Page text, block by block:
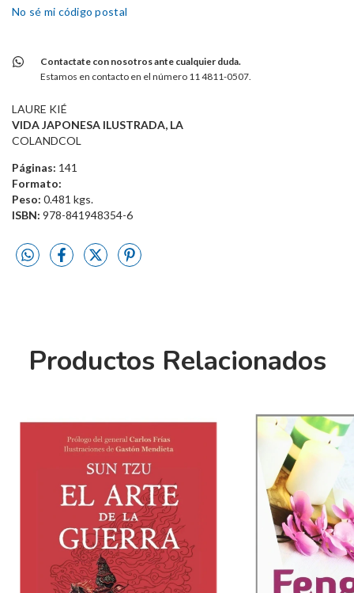
No sé mi código postal
Contactate con nosotros ante cualquier duda.
Estamos en contacto en el número 11 4811-0507.
LAURE KIÉ
VIDA JAPONESA ILUSTRADA, LA
COLANDCOL
Páginas: 141
Formato:
Peso: 0.481 kgs.
ISBN: 978-841948354-6
Productos Relacionados